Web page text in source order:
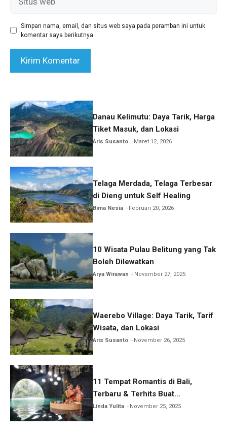
web
Simpan nama, email, dan situs web saya pada peramban ini untuk
komentar saya berikutnya.
Danau Kelimutu: Daya Tarik, Harga
Tiket Masuk, dan Lokasi
Aris Susanto Maret 12, 2026
Telaga Merdada, Telaga Terbesar
di Dieng untuk Self Healing
Bima Nesia Februari 20, 2026
10 Wisata Pulau Belitung yang Tak
Boleh Dilewatkan
Arya Wirawan November 27, 2025
Waerebo Village: Daya Tarik, Tarif
Wisata, dan Lokasi
Aris Susanto November 26, 2025
11 Tempat Romantis di Bali,
Terbaru & Terhits Buat
Honeymoon
Linda Yulita November 25, 2025